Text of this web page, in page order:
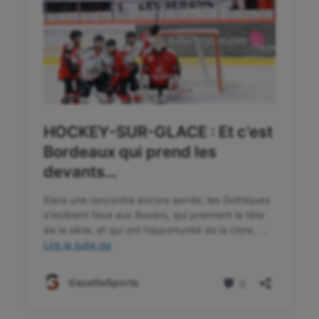
Randonnée / Marche
Roller-derby
Sarbacane
Sport adapté
Sport handicap
Sport santé
Sport-entreprise
Sport-santé
Tir